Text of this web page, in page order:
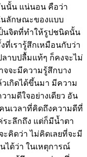
นนั้น แน่นอน คือว่า
นลักษณะของแบบ
นจิตที่ทำให้รูปชนิดนั้น
ที่เรารู้สึกเหมือนกับว่า
าบปลื้มแท้ๆ ก็คงจะไม่
จจะมีความรู้สึกบาง
วเกิดได้ขึ้นมา มีความ
ามดีใจอย่างเดียว อัน
นเวลาที่คิดถึงความดีที่
ระลึกถึง แต่ก็มีน้ำตา
ะคิดว่า ไม่คิดเลยที่จะมี
ได้ว่า ในเหตุการณ์